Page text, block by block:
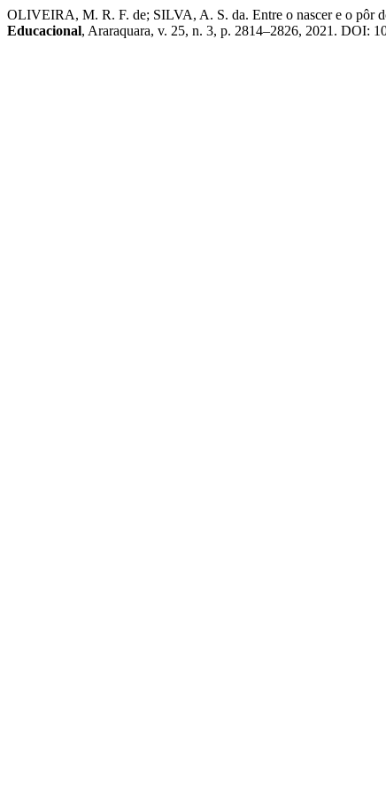
OLIVEIRA, M. R. F. de; SILVA, A. S. da. Entre o nascer e o pôr
Educacional, Araraquara, v. 25, n. 3, p. 2814–2826, 2021. DOI: